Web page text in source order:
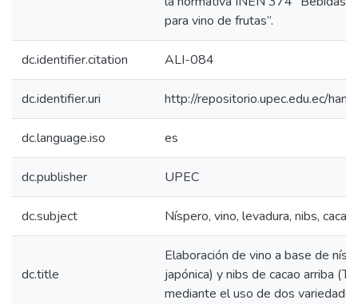
para vino de frutas”.
dc.identifier.citation ALI-084
dc.identifier.uri http://repositorio.upec.edu.ec/
dc.language.iso es
dc.publisher UPEC
dc.subject Níspero, vino, levadura, nibs, cacao
dc.title
Elaboración de vino a base de
japónica) y nibs de cacao arriba
mediante el uso de dos